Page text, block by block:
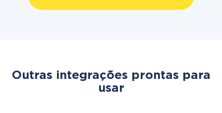
Outras integrações prontas para
usar